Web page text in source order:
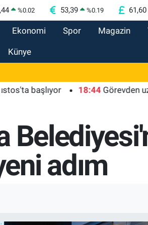
%0.02 53,39 %0.19 61,60
Ekonomi Spor Magazin
Künye
18:44 Görevden
adım